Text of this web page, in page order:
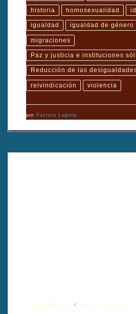
historia homosexualidad
igualdad igualdad de género
migraciones
Paz y justicia e instituciones
Reducción de las
reivindicación violencia
por Pastora Laguna
DOCUMENTAL FESTIVAL 2024